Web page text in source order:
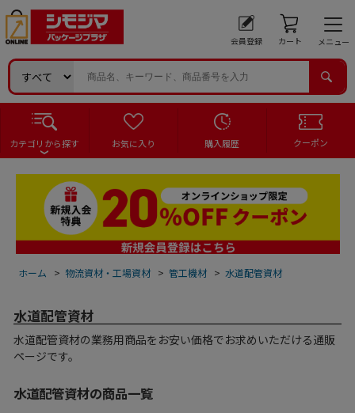
会員登録 カート メニュー
カテゴリから探す お気に入り 購入履歴 クーポン
ホーム > 物流資材・工場資材 > 管工機材 > 水道配管資材
水道配管資材
水道配管資材の業務用商品をお安い価格でお求めいただける通販
ページです。
水道配管資材の商品一覧